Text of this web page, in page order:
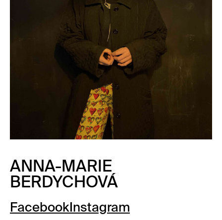
ANNA-MARIE
BERDYCHOVÁ
Facebook Instagram